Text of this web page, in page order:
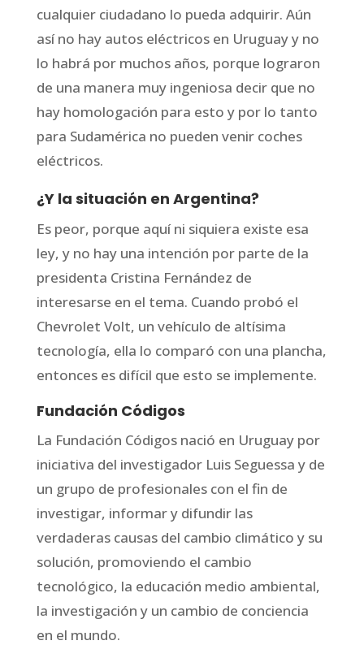
cualquier ciudadano lo pueda adquirir. Aún
así no hay autos eléctricos en Uruguay y no
lo habrá por muchos años, porque lograron
de una manera muy ingeniosa decir que no
hay homologación para esto y por lo tanto
para Sudamérica no pueden venir coches
eléctricos.
¿Y la situación en Argentina?
Es peor, porque aquí ni siquiera existe esa
ley, y no hay una intención por parte de la
presidenta Cristina Fernández de
interesarse en el tema. Cuando probó el
Chevrolet Volt, un vehículo de altísima
tecnología, ella lo comparó con una plancha,
entonces es difícil que esto se implemente.
Fundación Códigos
La Fundación Códigos nació en Uruguay por
iniciativa del investigador Luis Seguessa y de
un grupo de profesionales con el fin de
investigar, informar y difundir las
verdaderas causas del cambio climático y su
solución, promoviendo el cambio
tecnológico, la educación medio ambiental,
la investigación y un cambio de conciencia
en el mundo.